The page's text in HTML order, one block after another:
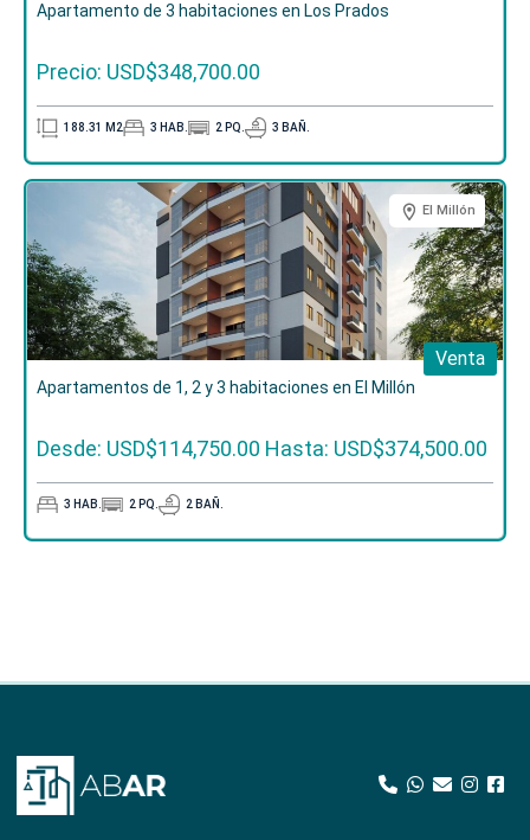
Apartamento de 3 habitaciones en Los Prados
Precio: USD$348,700.00
188.31 M2 3 HAB. 2 PQ. 3 BAÑ.
El Millón
Venta
Apartamentos de 1, 2 y 3 habitaciones en El Millón
Desde: USD$114,750.00 Hasta: USD$374,500.00
3 HAB. 2 PQ. 2 BAÑ.